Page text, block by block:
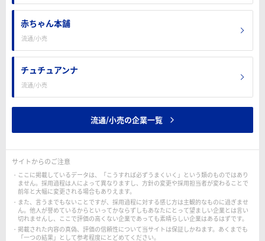
赤ちゃん本舗
流通/小売
チュチュアンナ
流通/小売
流通/小売の企業一覧
サイトからのご注意
ここに掲載しているデータは、「こうすれば必ずうまくいく」という類のものではあり
ません。採用過程は人によって異なりますし、方針の変更や採用担当者が変わることで
前年と大幅に変更される場合もありえます。
また、言うまでもないことですが、採用過程に対する感じ方は主観的なものに過ぎませ
ん。他人が誉めているからといってかならずしもあなたにとって望ましい企業とは言い
切れませんし、ここで評価の高くない企業であっても素晴らしい企業はあるはずです。
掲載された内容の真偽、評価の信頼性について当サイトは保証しかねます。あくまでも
「一つの結果」として参考程度にとどめてください。